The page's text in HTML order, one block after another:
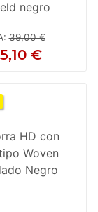
negro
:39,00 €
€